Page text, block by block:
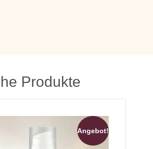
Produkte
Angebot!